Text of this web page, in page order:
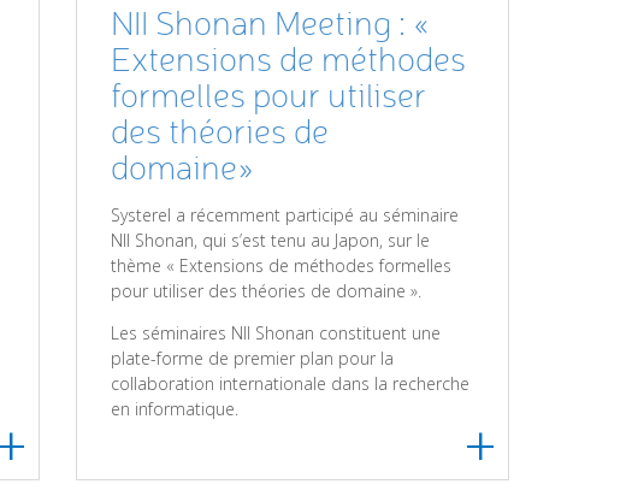
NII Shonan Meeting : «
Extensions de méthodes
formelles pour utiliser
des théories de
domaine»
Systerel a récemment participé au séminaire
NII Shonan, qui s’est tenu au Japon, sur le
thème « Extensions de méthodes formelles
pour utiliser des théories de domaine ».
Les séminaires NII Shonan constituent une
plate-forme de premier plan pour la
collaboration internationale dans la recherche
en informatique.